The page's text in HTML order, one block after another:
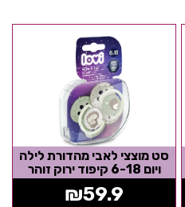
סט מוצצי לאבי מהדורת לילה
ויום 6-18 קיפוד ירוק זוהר
בחושך
₪59.9